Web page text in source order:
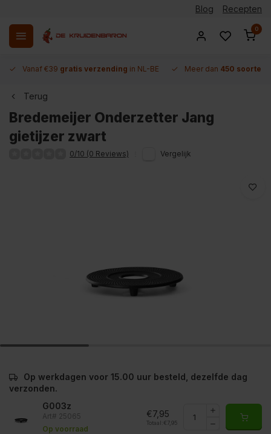
Blog Recepten
0
Vanaf €39 gratis verzending in NL-BE Meer dan 450 soorten
Terug
Bredemeijer Onderzetter Jang
gietijzer zwart
0/10 (0 Reviews) Vergelijk
Op werkdagen voor 15.00 uur besteld, dezelfde dag
verzonden.
G003z
Art# 25065
Op voorraad
€7,95
Totaal: €7,95